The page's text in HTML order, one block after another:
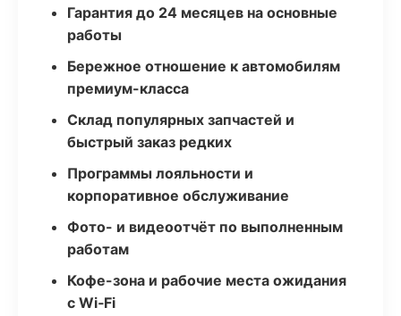
Гарантия до 24 месяцев на основные
работы
Бережное отношение к автомобилям
премиум-класса
Склад популярных запчастей и
быстрый заказ редких
Программы лояльности и
корпоративное обслуживание
Фото- и видеоотчёт по выполненным
работам
Кофе-зона и рабочие места ожидания
с Wi‑Fi